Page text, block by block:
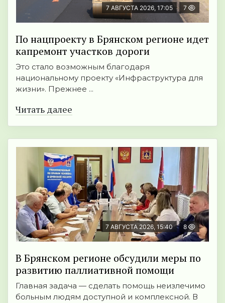
7 АВГУСТА 2026, 17:05 7
По нацпроекту в Брянском регионе идет
капремонт участков дороги
Это стало возможным благодаря
национальному проекту «Инфраструктура для
жизни». Прежнее ...
Читать далее
7 АВГУСТА 2026, 15:40 8
В Брянском регионе обсудили меры по
развитию паллиативной помощи
Главная задача — сделать помощь неизлечимо
больным людям доступной и комплексной. В